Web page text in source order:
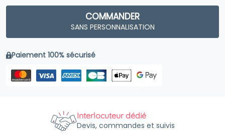
COMMANDER
SANS PERSONNALISATION
Paiement 100% sécurisé
Interlocuteur dédié
Devis, commandes et suivis